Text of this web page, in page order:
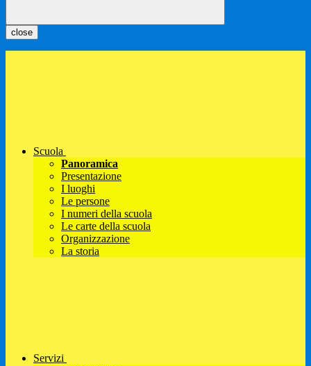
close
Scuola
Panoramica
Presentazione
I luoghi
Le persone
I numeri della scuola
Le carte della scuola
Organizzazione
La storia
Servizi